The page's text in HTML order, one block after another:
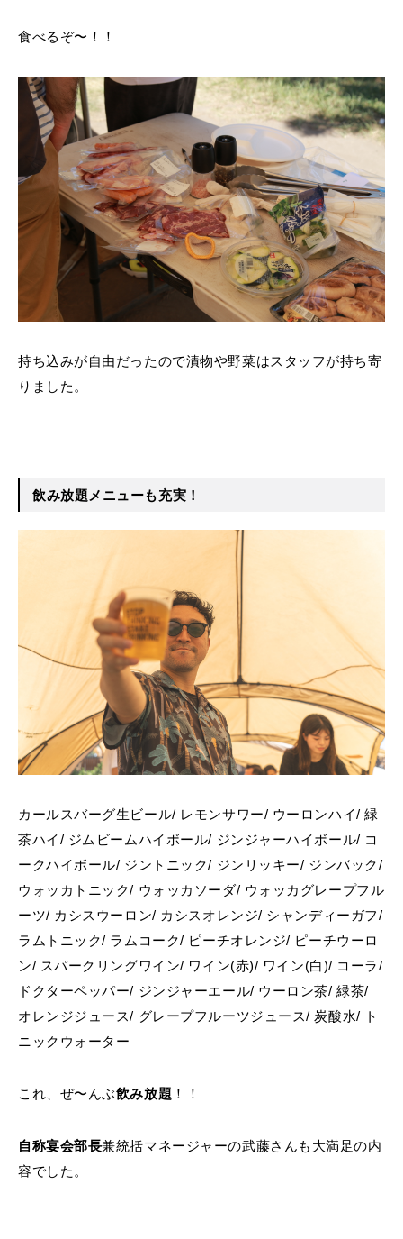
食べるぞ〜！！
持ち込みが自由だったので漬物や野菜はスタッフが持ち寄
りました。
飲み放題メニューも充実！
カールスバーグ生ビール/ レモンサワー/ ウーロンハイ/ 緑
茶ハイ/ ジムビームハイボール/ ジンジャーハイボール/ コ
ークハイボール/ ジントニック/ ジンリッキー/ ジンバック/
ウォッカトニック/ ウォッカソーダ/ ウォッカグレープフル
ーツ/ カシスウーロン/ カシスオレンジ/ シャンディーガフ/
ラムトニック/ ラムコーク/ ピーチオレンジ/ ピーチウーロ
ン/ スパークリングワイン/ ワイン(赤)/ ワイン(白)/ コーラ/
ドクターペッパー/ ジンジャーエール/ ウーロン茶/ 緑茶/
オレンジジュース/ グレープフルーツジュース/ 炭酸水/ ト
ニックウォーター
これ、ぜ〜んぶ飲み放題 ！！
自称宴会部長兼統括マネージャーの武藤さんも大満足の内
容でした。